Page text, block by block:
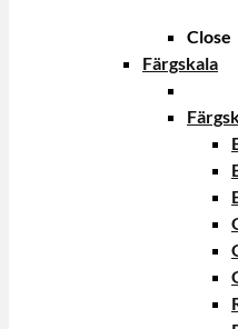
Close
Färgskala